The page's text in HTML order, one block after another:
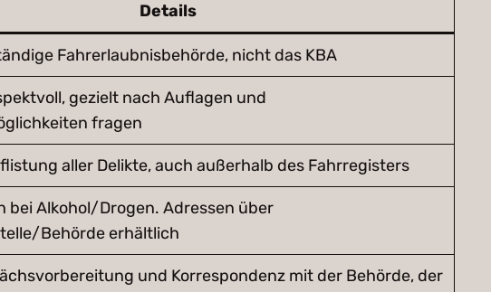
Details
Fahrerlaubnisbehörde, nicht das KBA
gezielt nach Auflagen und
fragen
aller Delikte, auch außerhalb des Fahrregisters
bei Alkohol/Drogen. Adressen über
Behörde erhältlich
und Korrespondenz mit der Behörde, der